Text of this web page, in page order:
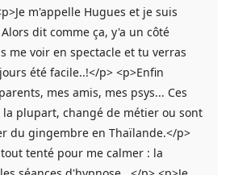
m'appelle Hugues et je suis
dit comme ça, y'a un côté
me voir en spectacle et tu verras
été facile..!</p> <p>Enfin
mes amis, mes psys... Ces
plupart, changé de métier ou sont
du gingembre en Thaïlande.</p>
tenté pour me calmer : la